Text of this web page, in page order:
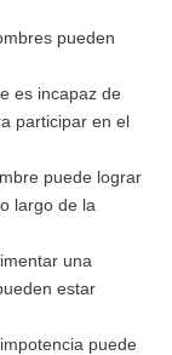
pueden
es incapaz de
participar en el
puede lograr
largo de la
una
estar
puede